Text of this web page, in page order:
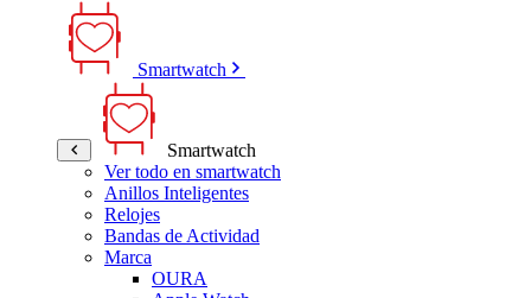
Smartwatch
Smartwatch
Ver todo en smartwatch
Anillos Inteligentes
Relojes
Bandas de Actividad
Marca
OURA